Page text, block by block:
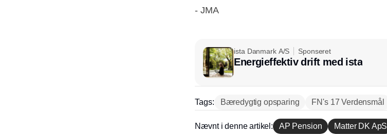
- JMA
ista Danmark A/S Sponseret
Energieffektiv drift med ista
Tags: Bæredygtig opsparing FN's 17 Verdensmål
Nævnt i denne artikel: AP Pension Matter DK ApS